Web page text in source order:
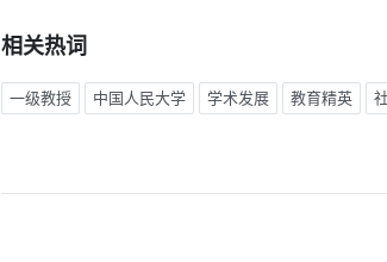
相关热词
一级教授 中国人民大学 学术发展 教育精英